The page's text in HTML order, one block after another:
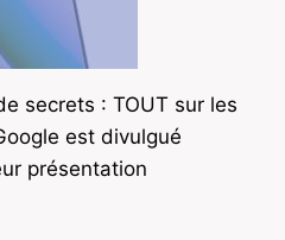
secrets : TOUT sur les
est divulgué
présentation